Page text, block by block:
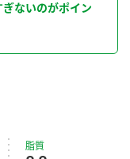
ないのがポイン
脂質